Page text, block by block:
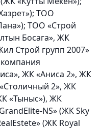
ТОО
ТОО «Строй
Босага», ЖК
Строй групп 2007»
ЖК «Аниса 2», ЖК
2», ЖК
«Тыныс»), ЖК
NS» (ЖК Sky
(ЖК Royal